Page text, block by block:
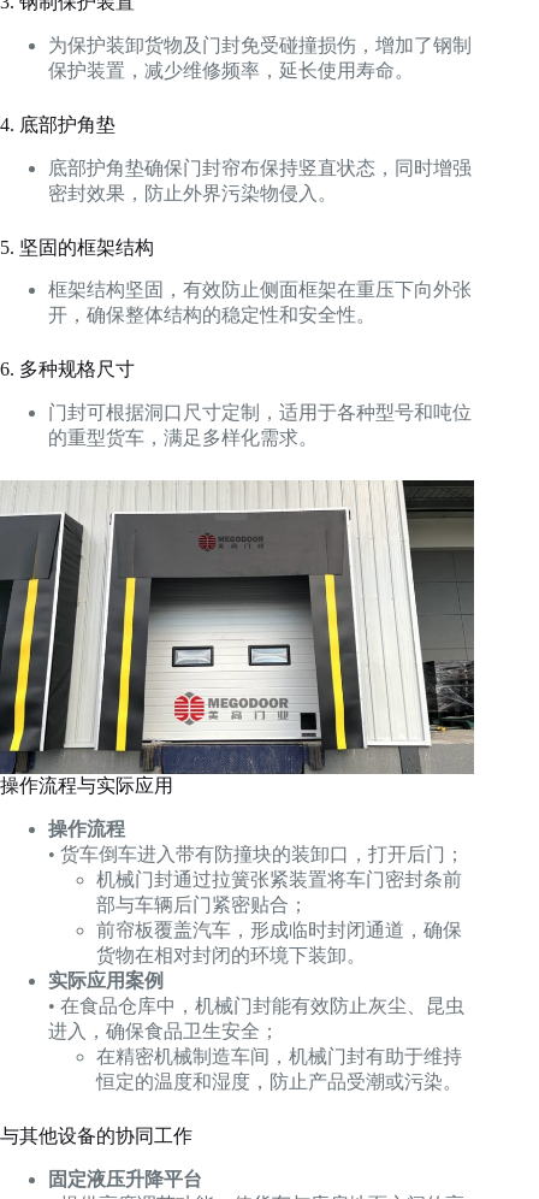
为保护装卸货物及门封免受碰撞损伤，增加了钢制
保护装置，减少维修频率，延长使用寿命。
4. 底部护角垫
底部护角垫确保门封帘布保持竖直状态，同时增强
密封效果，防止外界污染物侵入。
5. 坚固的框架结构
框架结构坚固，有效防止侧面框架在重压下向外张
开，确保整体结构的稳定性和安全性。
6. 多种规格尺寸
门封可根据洞口尺寸定制，适用于各种型号和吨位
的重型货车，满足多样化需求。
操作流程与实际应用
操作流程
• 货车倒车进入带有防撞块的装卸口，打开后门；
机械门封通过拉簧张紧装置将车门密封条前
部与车辆后门紧密贴合；
前帘板覆盖汽车，形成临时封闭通道，确保
货物在相对封闭的环境下装卸。
实际应用案例
• 在食品仓库中，机械门封能有效防止灰尘、昆虫
进入，确保食品卫生安全；
在精密机械制造车间，机械门封有助于维持
恒定的温度和湿度，防止产品受潮或污染。
与其他设备的协同工作
固定液压升降平台